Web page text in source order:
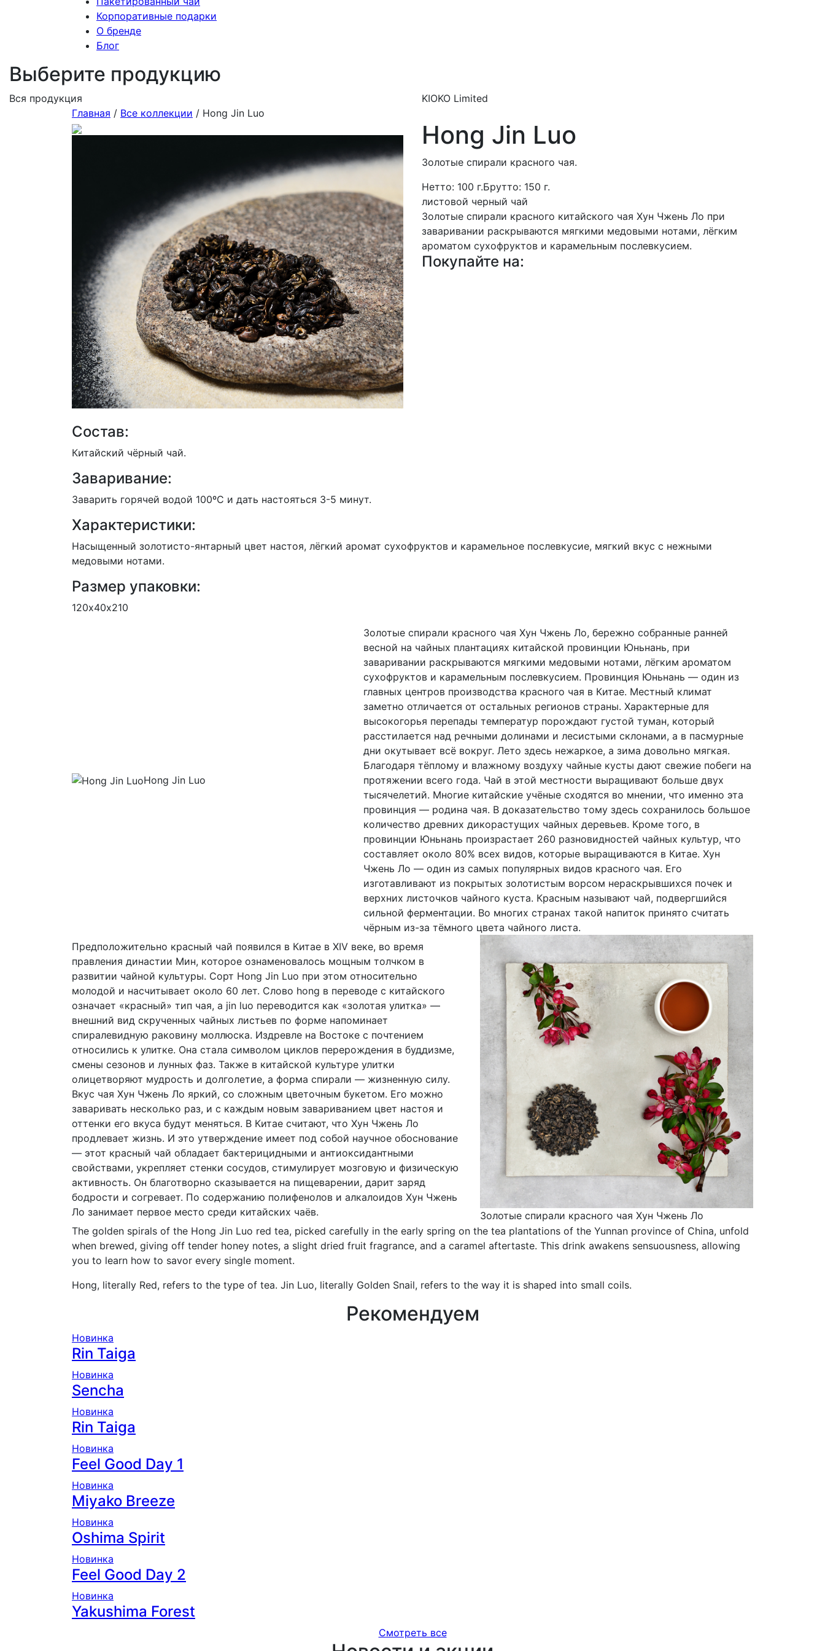
Корпоративные подарки
О бренде
Блог
Выберите продукцию
Вся продукция
KIOKO Limited
Главная / Все коллекции / Hong Jin Luo
Hong Jin Luo
Золотые спирали красного чая.
Нетто: 100 г.Брутто: 150 г.
листовой черный чай
Золотые спирали красного китайского чая Хун Чжень Ло при
заваривании раскрываются мягкими медовыми нотами, лёгким
ароматом сухофруктов и карамельным послевкусием.
Покупайте на:
Состав:
Китайский чёрный чай.
Заваривание:
Заварить горячей водой 100ºС и дать настояться 3-5 минут.
Характеристики:
Насыщенный золотисто-янтарный цвет настоя, лёгкий аромат сухофруктов и карамельное послевкусие, мягкий вкус с нежными
медовыми нотами.
Размер упаковки:
120х40х210
Hong Jin Luo
Золотые спирали красного чая Хун Чжень Ло, бережно собранные ранней
весной на чайных плантациях китайской провинции Юньнань, при
заваривании раскрываются мягкими медовыми нотами, лёгким ароматом
сухофруктов и карамельным послевкусием. Провинция Юньнань — один из
главных центров производства красного чая в Китае. Местный климат
заметно отличается от остальных регионов страны. Характерные для
высокогорья перепады температур порождают густой туман, который
расстилается над речными долинами и лесистыми склонами, а в пасмурные
дни окутывает всё вокруг. Лето здесь нежаркое, а зима довольно мягкая.
Благодаря тёплому и влажному воздуху чайные кусты дают свежие побеги на
протяжении всего года. Чай в этой местности выращивают больше двух
тысячелетий. Многие китайские учёные сходятся во мнении, что именно эта
провинция — родина чая. В доказательство тому здесь сохранилось большое
количество древних дикорастущих чайных деревьев. Кроме того, в
провинции Юньнань произрастает 260 разновидностей чайных культур, что
составляет около 80% всех видов, которые выращиваются в Китае. Хун
Чжень Ло — один из самых популярных видов красного чая. Его
изготавливают из покрытых золотистым ворсом нераскрывшихся почек и
верхних листочков чайного куста. Красным называют чай, подвергшийся
сильной ферментации. Во многих странах такой напиток принято считать
чёрным из-за тёмного цвета чайного листа.
Предположительно красный чай появился в Китае в XIV веке, во время
правления династии Мин, которое ознаменовалось мощным толчком в
развитии чайной культуры. Сорт Hong Jin Luo при этом относительно
молодой и насчитывает около 60 лет. Слово hong в переводе с китайского
означает «красный» тип чая, а jin luo переводится как «золотая улитка» —
внешний вид скрученных чайных листьев по форме напоминает
спиралевидную раковину моллюска. Издревле на Востоке с почтением
относились к улитке. Она стала символом циклов перерождения в буддизме,
смены сезонов и лунных фаз. Также в китайской культуре улитки
олицетворяют мудрость и долголетие, а форма спирали — жизненную силу.
Вкус чая Хун Чжень Ло яркий, со сложным цветочным букетом. Его можно
заваривать несколько раз, и с каждым новым завариванием цвет настоя и
оттенки его вкуса будут меняться. В Китае считают, что Хун Чжень Ло
продлевает жизнь. И это утверждение имеет под собой научное обоснование
— этот красный чай обладает бактерицидными и антиоксидантными
свойствами, укрепляет стенки сосудов, стимулирует мозговую и физическую
активность. Он благотворно сказывается на пищеварении, дарит заряд
бодрости и согревает. По содержанию полифенолов и алкалоидов Хун Чжень
Ло занимает первое место среди китайских чаёв.
Золотые спирали красного чая Хун Чжень Ло
The golden spirals of the Hong Jin Luo red tea, picked carefully in the early spring on the tea plantations of the Yunnan province of China, unfold
when brewed, giving off tender honey notes, a slight dried fruit fragrance, and a caramel aftertaste. This drink awakens sensuousness, allowing
you to learn how to savor every single moment.
Hong, literally Red, refers to the type of tea. Jin Luo, literally Golden Snail, refers to the way it is shaped into small coils.
Рекомендуем
Новинка
Rin Taiga
Новинка
Sencha
Новинка
Rin Taiga
Новинка
Feel Good Day 1
Новинка
Miyako Breeze
Новинка
Oshima Spirit
Новинка
Feel Good Day 2
Новинка
Yakushima Forest
Смотреть все